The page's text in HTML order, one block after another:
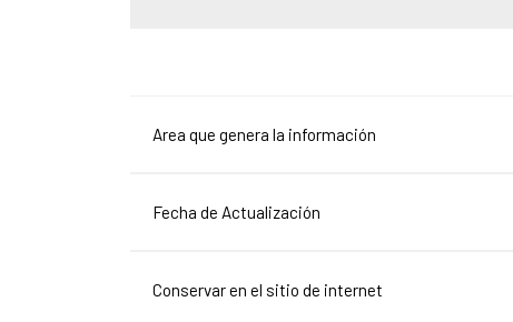
Area que genera la información
Fecha de Actualización
Conservar en el sitio de internet